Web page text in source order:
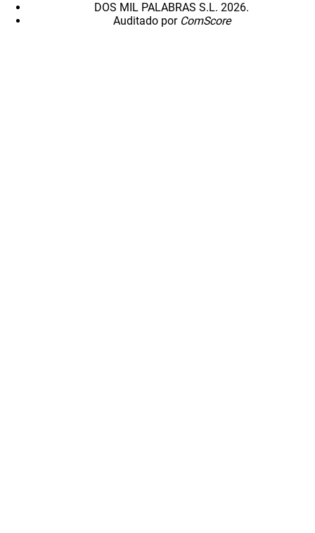
DOS MIL PALABRAS S.L. 2026.
Auditado por ComScore